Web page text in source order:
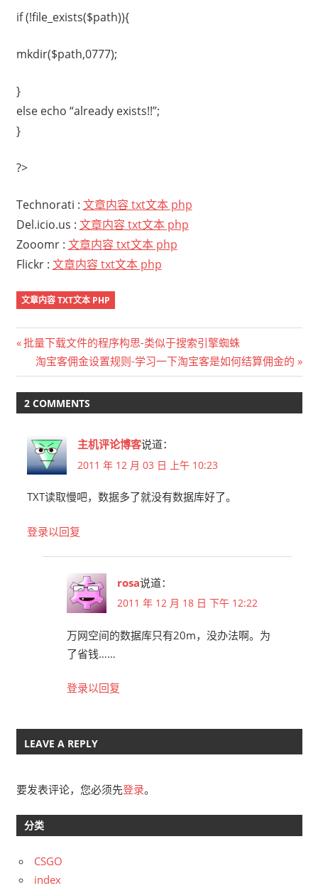
if (!file_exists($path)){
mkdir($path,0777);
}
else echo “already exists!!”;
}
?>
Technorati : 文章内容 txt文本 php
Del.icio.us : 文章内容 txt文本 php
Zooomr: 文章内容 txt文本 php
Flickr: 文章内容 txt文本 php
文章内容 TXT文本 PHP
文
章
导
Previous
Post:
批量下载文件的程序构思-类似于搜索引擎蜘蛛
Next
Post:
淘宝客佣金设置规则-学习一下淘宝客是如何结算佣金的
2 COMMENTS
主机评论博客说道：
2011 年 12 月 03 日 上午 10:23
TXT读取慢吧，数据多了就没有数据库好了。
登录以回复
rosa说道：
2011 年 12 月 18 日 下午 12:22
万网空间的数据库只有20m，没办法啊。为
了省钱……
登录以回复
LEAVE A REPLY
要发表评论，您必须先登录。
分类
CSGO
index